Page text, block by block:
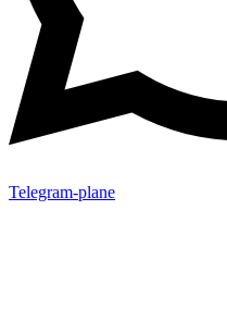
Telegram-plane